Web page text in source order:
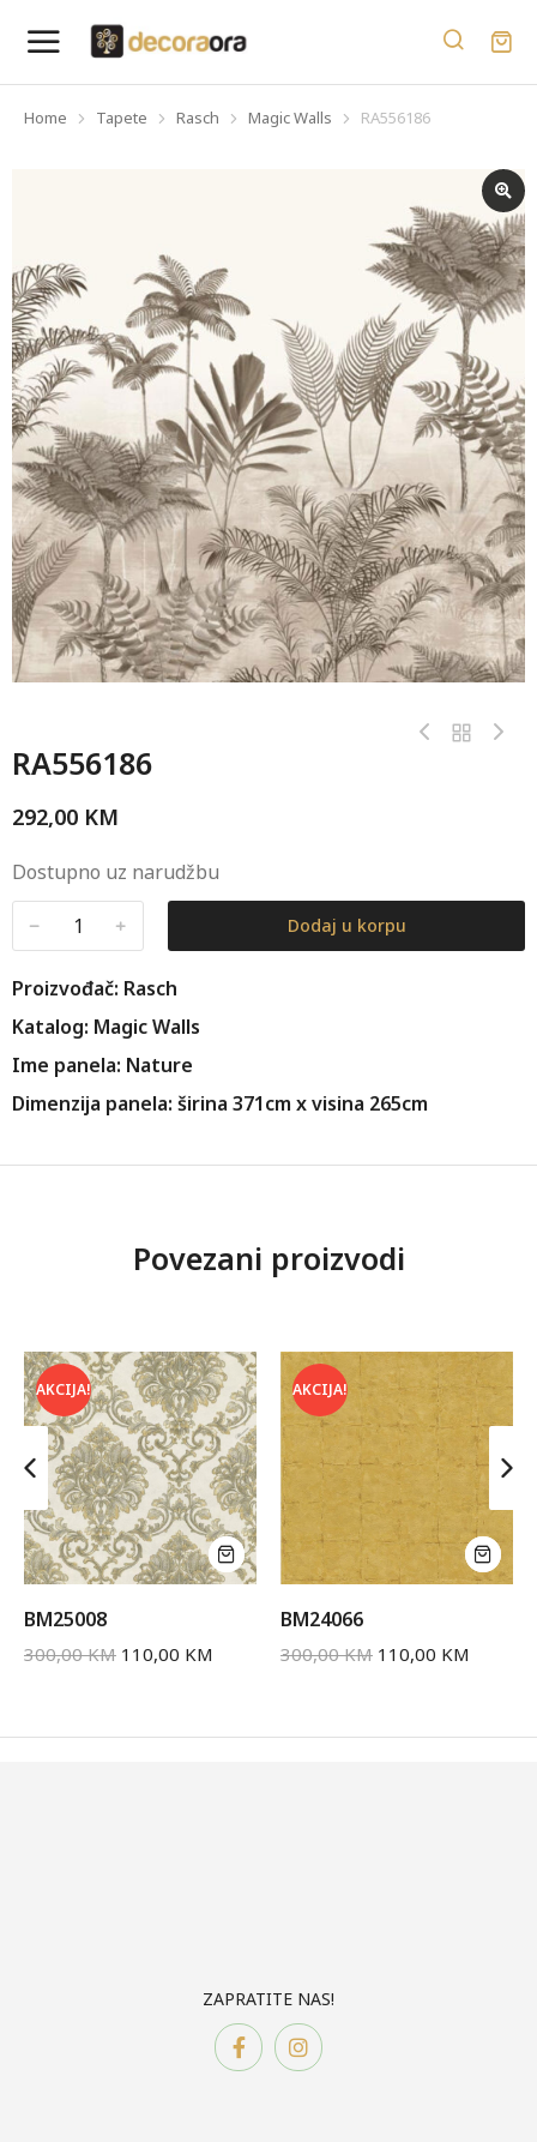
You are here:
Home Tapete Rasch Magic Walls RA556186
RA556186
292,00 KM
Dostupno uz narudžbu
﹣ ﹢ Dodaj u korpu
Proizvođač: Rasch
Katalog: Magic Walls
Ime panela: Nature
Dimenzija panela: širina 371cm x visina 265cm
Povezani proizvodi
AKCIJA!
BM25008
300,00KM 110,00 KM
AKCIJA!
BM24066
300,00KM 110,00 KM
ZAPRATITE NAS!